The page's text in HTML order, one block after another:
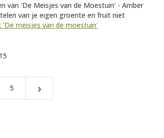
van 'De Meisjes van de Moestuin' - Amber
van je eigen groente en fruit niet
'De meisjes van de moestuin'
5 ›